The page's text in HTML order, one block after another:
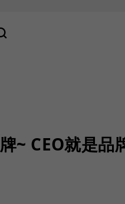
~ CEO就是品